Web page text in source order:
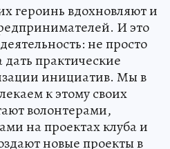
героинь вдохновляют и
И это
не просто
практические
инициатив. Мы в
к этому своих
волонтерами,
на проектах клуба и
новые проекты в